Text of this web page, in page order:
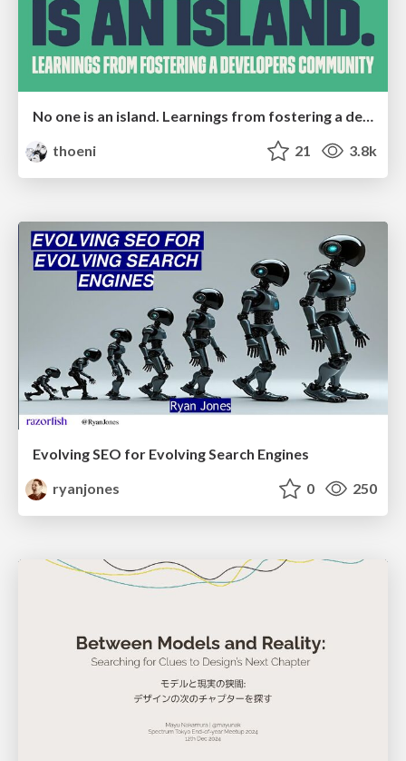
No one is an island. Learnings from fostering a developers community.
thoeni
21 3.8k
Evolving SEO for Evolving Search Engines
ryanjones
0 250